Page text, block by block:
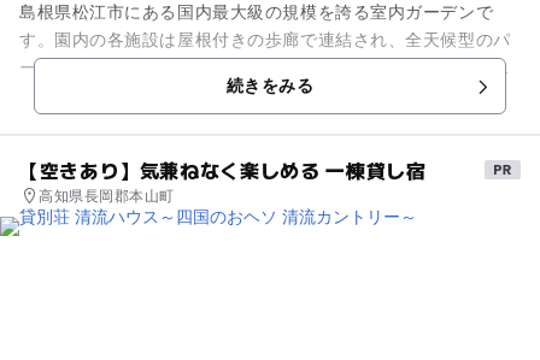
島根県松江市にある国内最大級の規模を誇る室内ガーデンで
す。園内の各施設は屋根付きの歩廊で連結され、全天候型のパ
ークとなっています。一年を通して、ベゴニア、フクシアが満
開の花を咲かせます。鳥の温室...
続きをみる
【空きあり】気兼ねなく楽しめる 一棟貸し宿
高知県長岡郡本山町